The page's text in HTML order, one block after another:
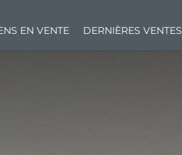
EN VENTE DERNIÈRES VENTES